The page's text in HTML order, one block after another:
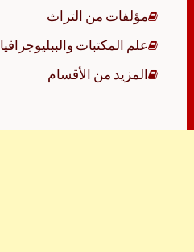
مؤلفات من التراث
علم المكتبات والببليوجرافيا
المزيد من الأقسام